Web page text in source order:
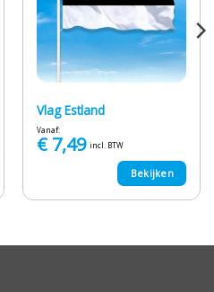
Vlag Estland
Vanaf:
€7,49 incl. BTW
Bekijken